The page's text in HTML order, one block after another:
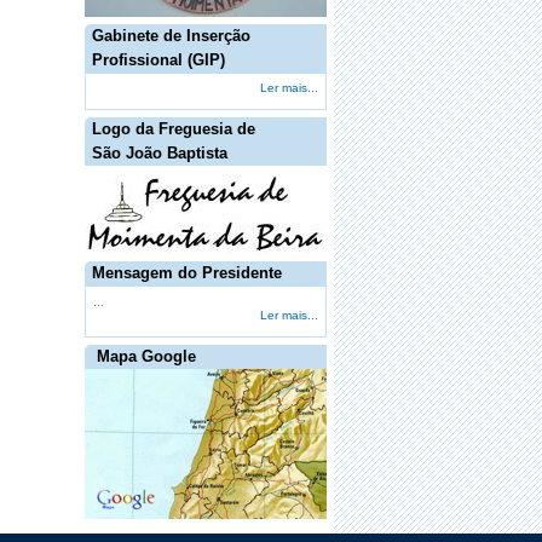
·O executivo da junta de freguesia de
Moimenta decreta dois dias de luto
Shutter Down trazem fúria "hard rock"
pela primeira vez ao Porto
Gabinete de Inserção
Profissional (GIP)
Ler mais...
Logo da Freguesia de
São João Baptista
Mensagem do Presidente
Ler mais...
Mapa Google